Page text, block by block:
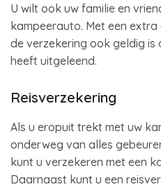
U wilt ook uw familie en
kampeerauto. Met een
de verzekering ook geldig is
heeft uitgeleend.
Reisverzekering
Als u eropuit trekt met uw
onderweg van alles
kunt u verzekeren met een
Daarnaast kunt u een